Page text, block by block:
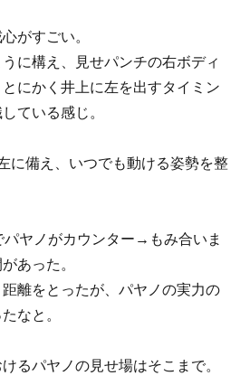
がすごい。
に構え、見せパンチの右ボディ
にかく井上に左を出すタイミン
ている感じ。
に備え、いつでも動ける姿勢を整
ヤノがカウンター→もみ合いま
あった。
離をとったが、パヤノの実力の
なと。
るパヤノの見せ場はそこまで。